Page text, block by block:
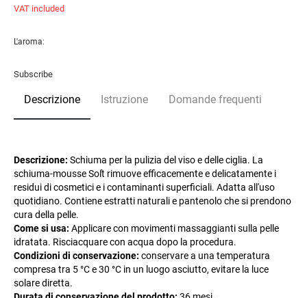
VAT included
L'aroma:
Subscribe
Descrizione Istruzione Domande frequenti
Descrizione: Schiuma per la pulizia del viso e delle ciglia. La
schiuma-mousse Soſt rimuove efficacemente e delicatamente i
residui di cosmetici e i contaminanti superficiali. Adatta all'uso
quotidiano. Contiene estratti naturali e pantenolo che si prendono
cura della pelle.
Come si usa: Applicare con movimenti massaggianti sulla pelle
idratata. Risciacquare con acqua dopo la procedura.
Condizioni di conservazione: conservare a una temperatura
compresa tra 5 °C e 30 °C in un luogo asciutto, evitare la luce
solare diretta.